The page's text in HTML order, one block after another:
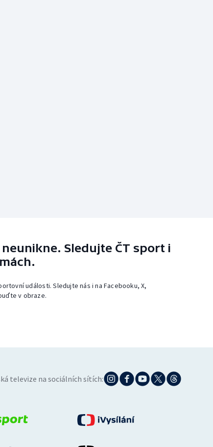
Sledujte ČT sport i
události. Sledujte nás i na Facebooku, X,
v obraze.
televize na sociálních sítích: